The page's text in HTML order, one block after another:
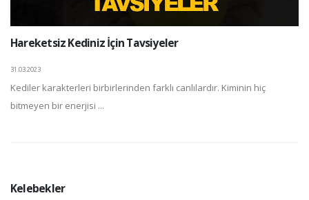
Hareketsiz Kediniz İçin Tavsiyeler
31.03.2023
Kediler karakterleri birbirlerinden farklı canlılardır. Kiminin hiç
bitmeyen bir enerjisi ...
Kelebekler